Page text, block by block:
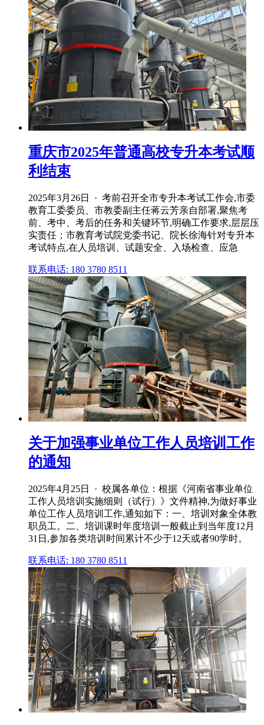
重庆市2025年普通高校专升本考试顺
利结束
2025年3月26日 · 考前召开全市专升本考试工作会,市委
教育工委委员、市教委副主任蒋云芳亲自部署,聚焦考
前、考中、考后的任务和关键环节,明确工作要求,层层压
实责任；市教育考试院党委书记、院长徐海针对专升本
考试特点,在人员培训、试题安全、入场检查、应急
联系电话: 180 3780 8511
关于加强事业单位工作人员培训工作
的通知
2025年4月25日 · 校属各单位：根据《河南省事业单位
工作人员培训实施细则（试行）》文件精神,为做好事业
单位工作人员培训工作,通知如下：一、培训对象全体教
职员工。二、培训课时年度培训一般截止到当年度12月
31日,参加各类培训时间累计不少于12天或者90学时。
联系电话: 180 3780 8511